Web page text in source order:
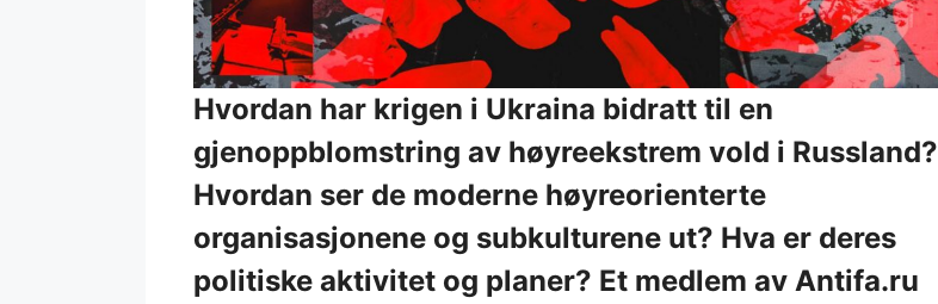
Hvordan har krigen i Ukraina bidratt til en
gjenoppblomstring av høyreekstrem vold i Russland?
Hvordan ser de moderne høyreorienterte
organisasjonene og subkulturene ut? Hva er deres
politiske aktivitet og planer? Et medlem av Antifa.ru